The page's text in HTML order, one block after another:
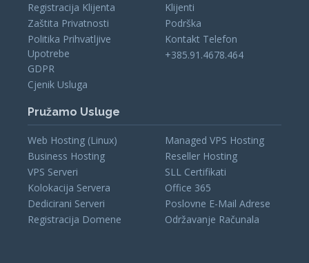
Pružamo Usluge
Web Hosting (Linux)
Business Hosting
VPS Serveri
Kolokacija Servera
Dedicirani Serveri
Registracija Domene
Managed VPS Hosting
Reseller Hosting
SLL Certifikati
Office 365
Poslovne E-Mail Adrese
Održavanje Računala
Registracija Klijenta
Zaštita Privatnosti
Politika Prihvatljive
Upotrebe
GDPR
Cjenik Usluga
Klijenti
Podrška
Kontakt Telefon
+385.91.4678.464